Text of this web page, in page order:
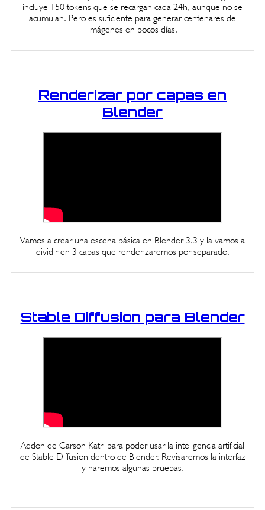
incluye 150 tokens que se recargan cada 24h, aunque no se
acumulan. Pero es suficiente para generar centenares de
imágenes en pocos días.
Renderizar por capas en
Blender
Vamos a crear una escena básica en Blender 3.3 y la vamos a
dividir en 3 capas que renderizaremos por separado.
Stable Diffusion para Blender
Addon de Carson Katri para poder usar la inteligencia artificial
de Stable Diffusion dentro de Blender. Revisaremos la interfaz
y haremos algunas pruebas.